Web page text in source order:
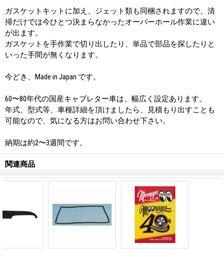
ガスケットキットに加え、ジェット類も同梱されますので、清
掃だけでは今ひとつ決まらなかったオーバーホール作業に違い
が出ます。
ガスケットを手作業で切り出したり、単品で部品を探したりと
いった手間が無くなります。
今どき、Made in Japan です。
60〜80年代の国産キャブレター車は、幅広く設定あります。
年式、型式等、車種詳細を頂けましたら、見積もり出すことも
可能なので、気になる方はお問い合わせ下さい。
納期は約2〜3週間です。
関連商品